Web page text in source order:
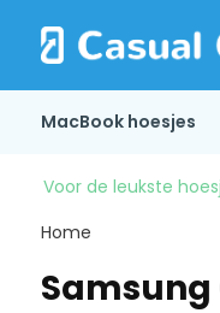
MacBook hoesjes
Voor de leukste
Home
Samsung